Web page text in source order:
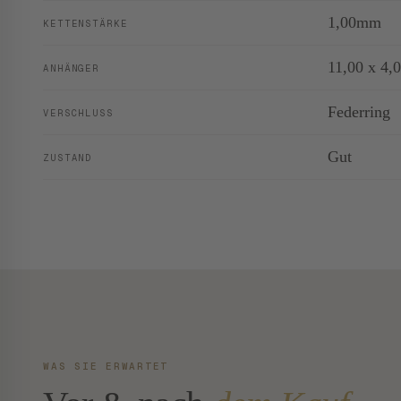
KETTENSTÄRKE 1,00mm
ANHÄNGER 11,00 x
VERSCHLUSS Federring
ZUSTAND Gut
WAS SIE ERWARTET